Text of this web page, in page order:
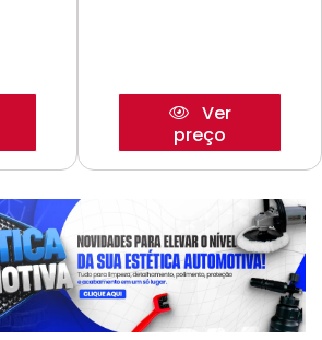
Ver
preço